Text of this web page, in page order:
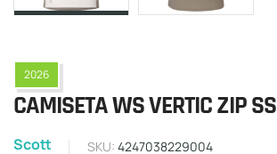
2026
CAMISETA WS VERTIC ZIP SS
Scott SKU: 4247038229004